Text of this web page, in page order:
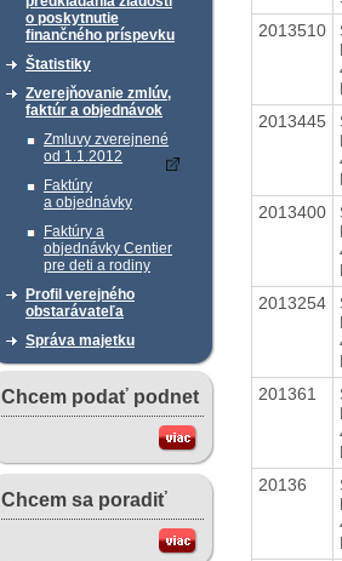
o poskytnutie
finančného príspevku
Štatistiky
Zverejňovanie zmlúv,
faktúr a objednávok
Zmluvy zverejnené
od 1.1.2012
Faktúry
a objednávky
Faktúry a
objednávky Centier
pre deti a rodiny
Profil verejného
obstarávateľa
Správa majetku
Chcem podať podnet
Chcem sa poradiť
2013510
2013445
2013400
2013254
201361
20136